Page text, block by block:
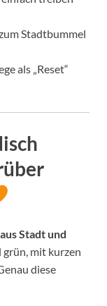
Stadtbummel
als „Reset“
Stadt und
grün, mit kurzen
diese